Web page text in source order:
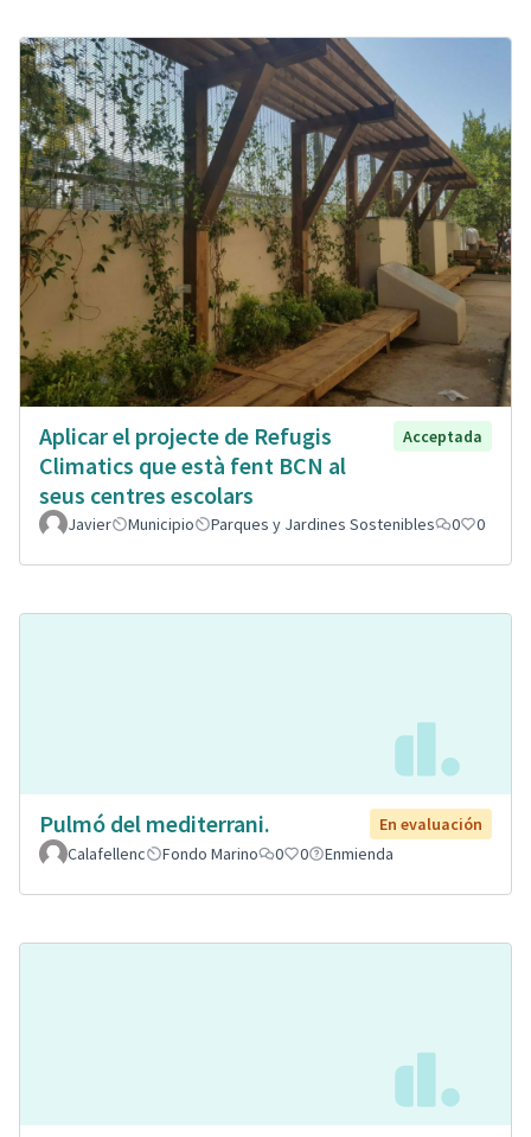
Aplicar el projecte de Refugis
Climatics que està fent BCN al
seus centres escolars
Acceptada
Javier Municipio Parques y Jardines Sostenibles 0 0
Pulmó del mediterrani.
En evaluación
Calafellenc
Fondo Marino 0 0 Enmienda